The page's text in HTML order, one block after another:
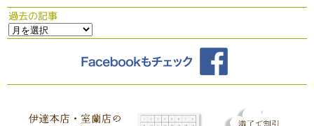
過去の記事